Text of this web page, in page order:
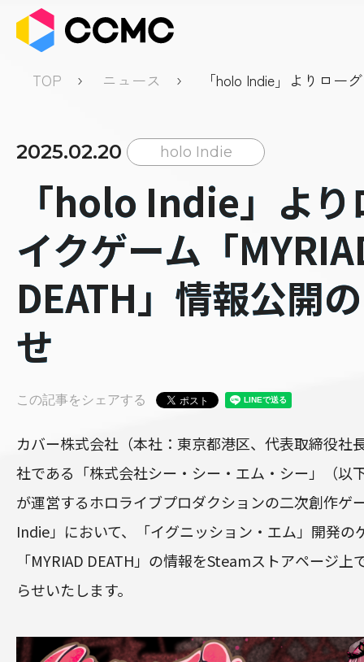
TOP ニュース
「holo Indie」よりロー
2025.02.20 holo Indie
「holo Indie」よ
イクゲーム「
DEATH」情報公開
せ
この記事をシェアする
カバー株式会社（本社：東京都港区、代表取締役社
社である「株式会社シー・シー・エム・シー」（以
が運営するホロライブプロダクションの二次創作ゲ
Indie」において、「イグニッション・エム」開発の
「MYRIAD DEATH」の情報をSteamストアページ
らせいたします。